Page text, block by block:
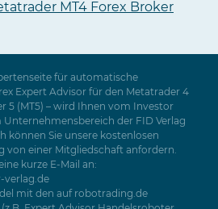
MT4 Forex Broker
für automatische
Expert Advisor für den Metatrader 4
5 (MT5) – wird Ihnen vom Investor
Unternehmensbereich der FID Verlag
können Sie unsere kostenlosen
von einer Mitgliedschaft anfordern.
kurze E-Mail an:
verlag.de
mit den auf robotrading.de